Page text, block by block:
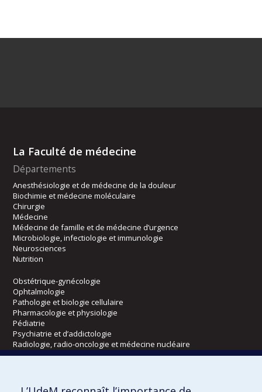
La Faculté de médecine
Départements
Anesthésiologie et de médecine de la douleur
Biochimie et médecine moléculaire
Chirurgie
Médecine
Médecine de famille et de médecine d’urgence
Microbiologie, infectiologie et immunologie
Neurosciences
Nutrition
Obstétrique-gynécologie
Ophtalmologie
Pathologie et biologie cellulaire
Pharmacologie et physiologie
Pédiatrie
Psychiatrie et d’addictologie
Radiologie, radio-oncologie et médecine nucléaire